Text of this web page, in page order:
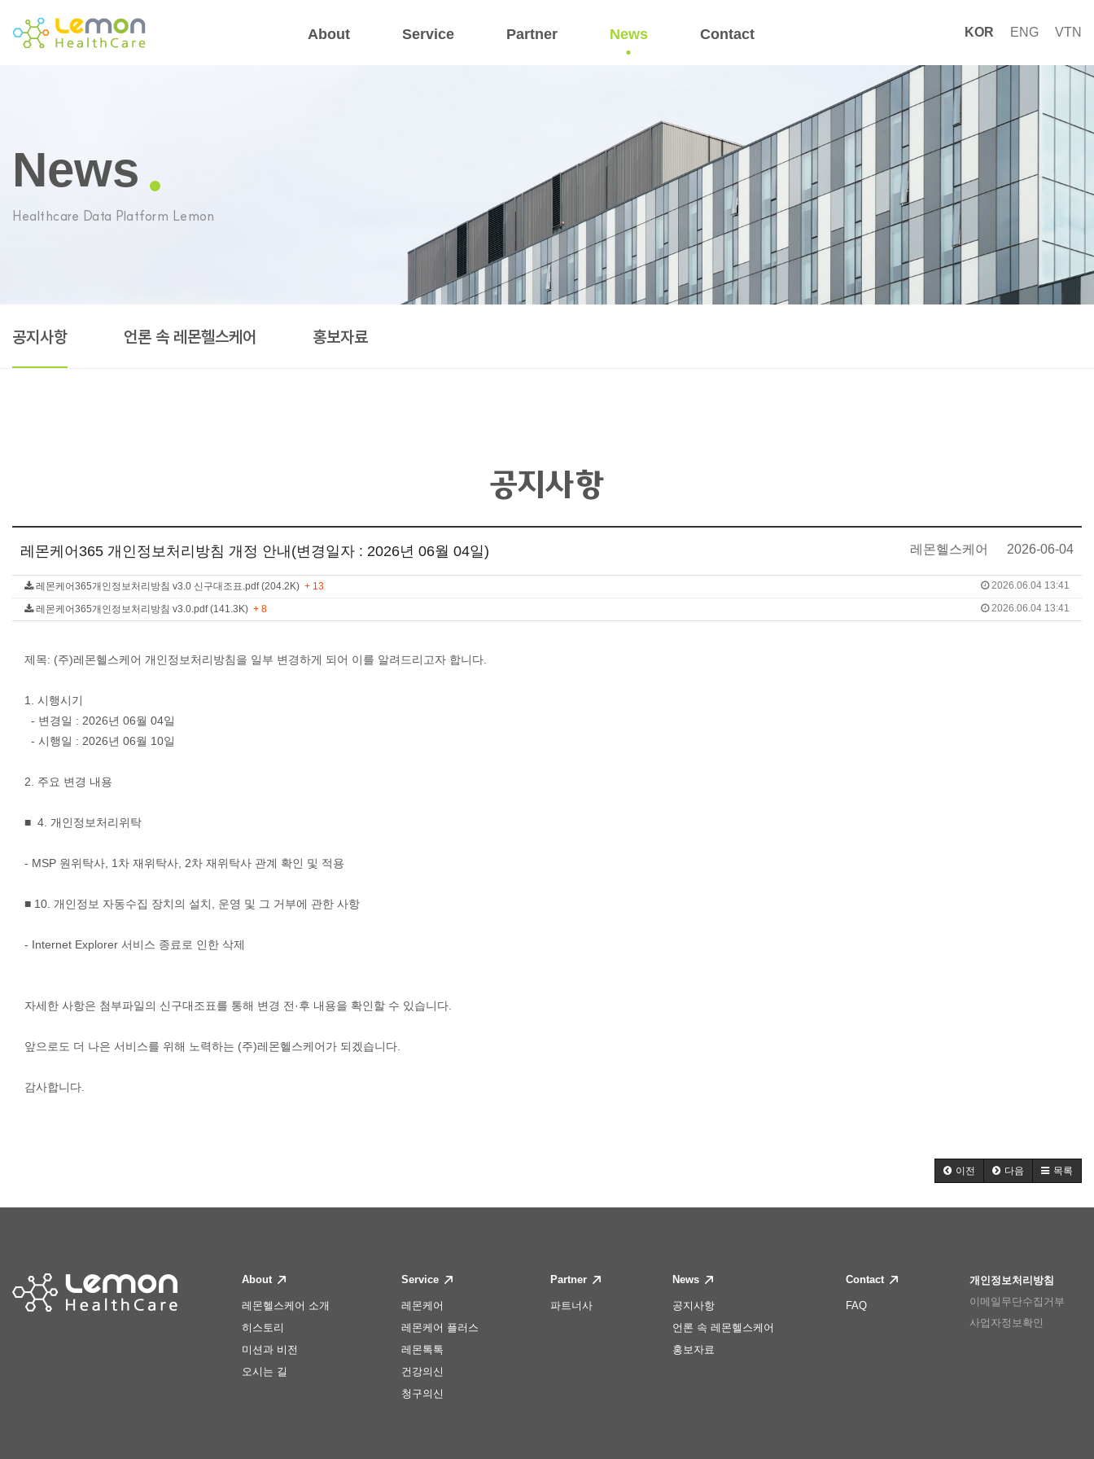
About Service Partner News Contact KOR ENG VTN
News
Healthcare Data Platform Lemon
공지사항 언론 속 레몬헬스케어 홍보자료
공지사항
레몬케어365 개인정보처리방침 개정 안내(변경일자 : 2026년 06월 04일) 레몬헬스케어 2026-06-04
2026.06.04 13:41
레몬케어365개인정보처리방침 v3.0 신구대조표.pdf (204.2K) + 13
2026.06.04 13:41
레몬케어365개인정보처리방침 v3.0.pdf (141.3K) + 8
제목: (주)레몬헬스케어 개인정보처리방침을 일부 변경하게 되어 이를 알려드리고자 합니다.
1. 시행시기
- 변경일 : 2026년 06월 04일
- 시행일 : 2026년 06월 10일
2. 주요 변경 내용
■ 4. 개인정보처리위탁
- MSP 원위탁사, 1차 재위탁사, 2차 재위탁사 관계 확인 및 적용
■ 10. 개인정보 자동수집 장치의 설치, 운영 및 그 거부에 관한 사항
- Internet Explorer 서비스 종료로 인한 삭제
자세한 사항은 첨부파일의 신구대조표를 통해 변경 전·후 내용을 확인할 수 있습니다.
앞으로도 더 나은 서비스를 위해 노력하는 (주)레몬헬스케어가 되겠습니다.
감사합니다.
이전 다음 목록
About
레몬헬스케어 소개
히스토리
미션과 비전
오시는 길
Service
레몬케어
레몬케어 플러스
레몬톡톡
건강의신
청구의신
Partner
파트너사
News
공지사항
언론 속 레몬헬스케어
홍보자료
Contact
FAQ
개인정보처리방침
이메일무단수집거부
사업자정보확인